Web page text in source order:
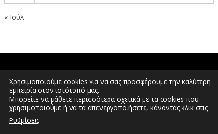
« Ιούλ
ΠΟΛΙΤΕΣ
ΕΠΕΝΔΥΤΕΣ
Χρησιμοποιούμε cookies για να σας προσφέρουμε την καλύτερη
εμπειρία στον ιστότοπό μας.
Μπορείτε να μάθετε περισσότερα σχετικά με τα cookies που
χρησιμοποιούμε ή να τα απενεργοποιήσετε, κάνοντας κλικ στις
Ρυθμίσεις.